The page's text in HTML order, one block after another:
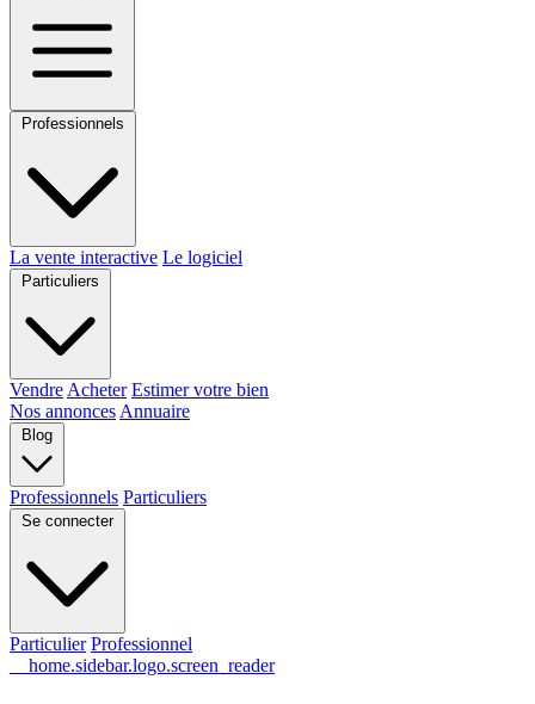
Professionnels
La vente interactive Le logiciel
Particuliers
Vendre Acheter Estimer votre bien
Nos annonces Annuaire
Blog
Professionnels Particuliers
Se connecter
Particulier Professionnel
__home.sidebar.logo.screen_reader